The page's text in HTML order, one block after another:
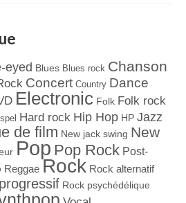
eyed Blues Blues rock Chanson
Concert Country Dance
Electronic Folk Folk rock
Hard rock Hip Hop HP Jazz
de film New jack swing New
Pop Pop Rock Post-
Reggae Rock Rock alternatif
Rock psychédélique